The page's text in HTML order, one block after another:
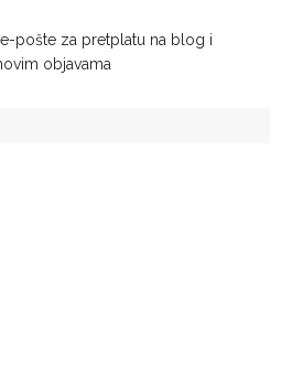
pošte za pretplatu na blog i
objavama